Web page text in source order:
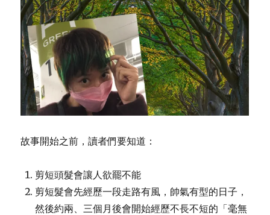
故事開始之前，讀者們要知道：
剪短頭髮會讓人欲罷不能
剪短髮會先經歷一段走路有風，帥氣有型的日子，
然後約兩、三個月後會開始經歷不長不短的「毫無